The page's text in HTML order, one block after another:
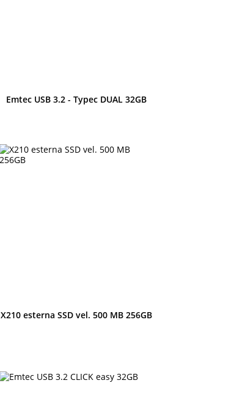
Anteprima
Emtec USB 3.2 - Typec DUAL 32GB
Anteprima
X210 esterna SSD vel. 500 MB 256GB